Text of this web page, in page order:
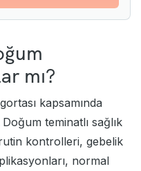
mı?
kapsamında
teminatlı sağlık
kontrolleri, gebelik
normal